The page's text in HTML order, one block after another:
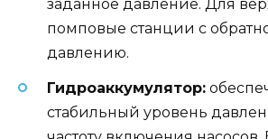
заданное давление. Для
помповые станции с
давлению.
Гидроаккумулятор:
стабильный уровень